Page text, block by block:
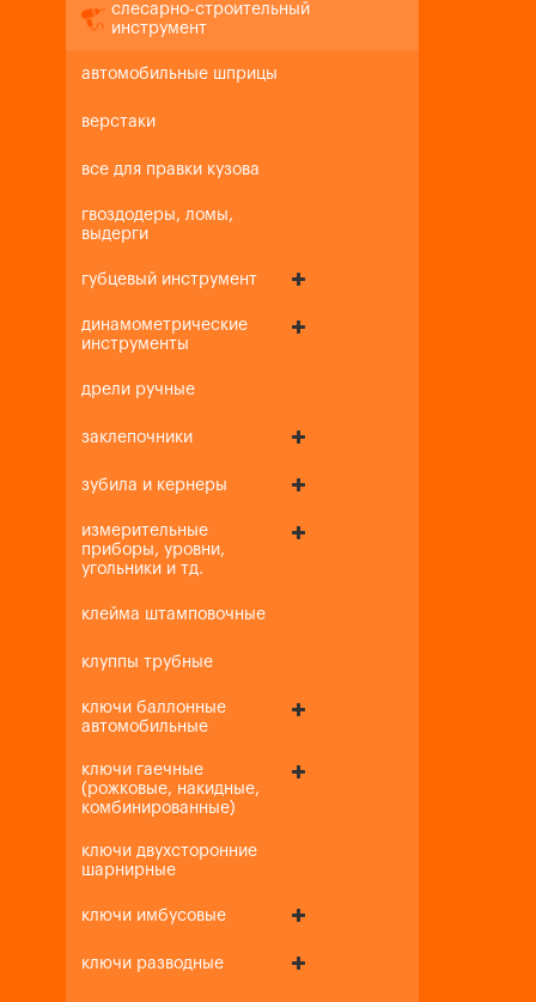
слесарно-строительный
инструмент
автомобильные шприцы
верстаки
все для правки кузова
гвоздодеры, ломы,
выдерги
губцевый инструмент
динамометрические
инструменты
дрели ручные
заклепочники
зубила и кернеры
измерительные
приборы, уровни,
угольники и тд.
клейма штамповочные
клуппы трубные
ключи баллонные
автомобильные
ключи гаечные
(рожковые, накидные,
комбинированные)
ключи двухсторонние
шарнирные
ключи имбусовые
ключи разводные